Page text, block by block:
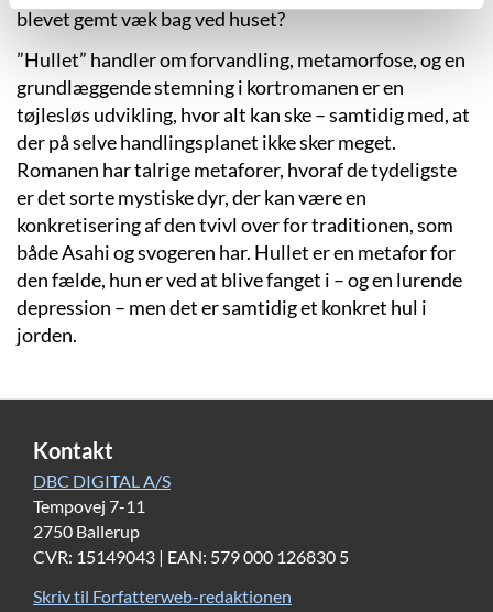
blevet gemt væk bag ved huset?
”Hullet” handler om forvandling, metamorfose, og en
grundlæggende stemning i kortromanen er en
tøjlesløs udvikling, hvor alt kan ske – samtidig med, at
der på selve handlingsplanet ikke sker meget.
Romanen har talrige metaforer, hvoraf de tydeligste
er det sorte mystiske dyr, der kan være en
konkretisering af den tvivl over for traditionen, som
både Asahi og svogeren har. Hullet er en metafor for
den fælde, hun er ved at blive fanget i – og en lurende
depression – men det er samtidig et konkret hul i
jorden.
Kontakt
DBC DIGITAL A/S
Tempovej 7-11
2750 Ballerup
CVR: 15149043 | EAN: 579 000 126830 5
Skriv til Forfatterweb-redaktionen